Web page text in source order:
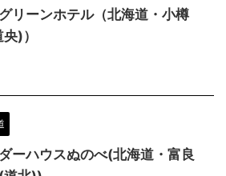
リーンホテル（北海道・小樽
)）
ーハウスぬのべ(北海道・富良